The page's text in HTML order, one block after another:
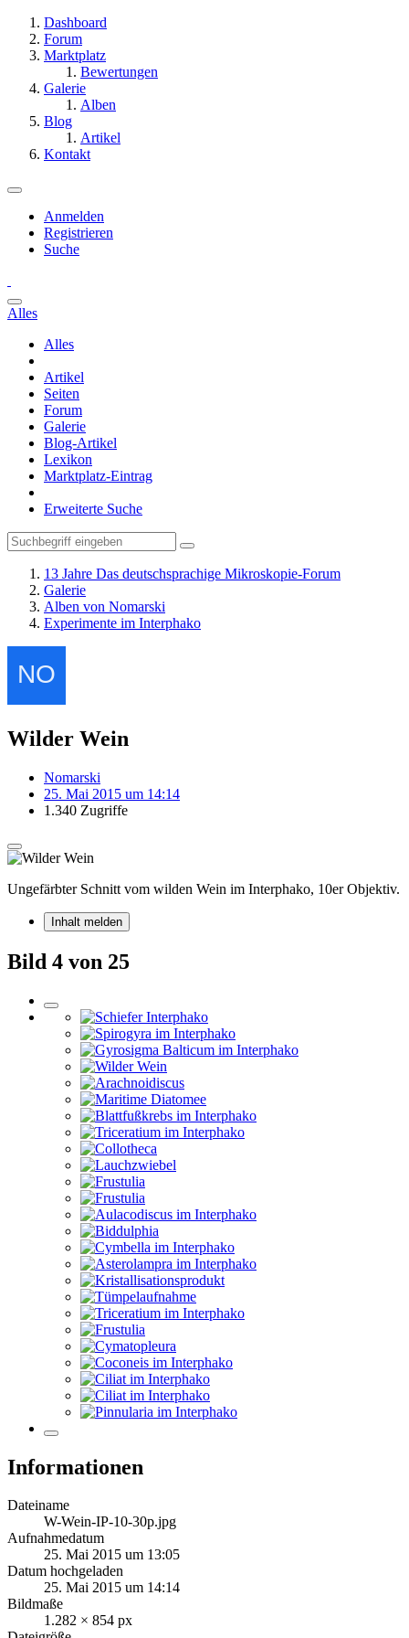
Dashboard
Forum
Marktplatz
Bewertungen
Galerie
Alben
Blog
Artikel
Kontakt
Anmelden
Registrieren
Suche
Alles
Alles
Artikel
Seiten
Forum
Galerie
Blog-Artikel
Lexikon
Marktplatz-Eintrag
Erweiterte Suche
13 Jahre Das deutschsprachige Mikroskopie-Forum
Galerie
Alben von Nomarski
Experimente im Interphako
Wilder Wein
Nomarski
25. Mai 2015 um 14:14
1.340 Zugriffe
Ungefärbter Schnitt vom wilden Wein im Interphako, 10er Objektiv.
Inhalt melden
Bild 4 von 25
Informationen
Dateiname
W-Wein-IP-10-30p.jpg
Aufnahmedatum
25. Mai 2015 um 13:05
Datum hochgeladen
25. Mai 2015 um 14:14
Bildmaße
1.282 × 854 px